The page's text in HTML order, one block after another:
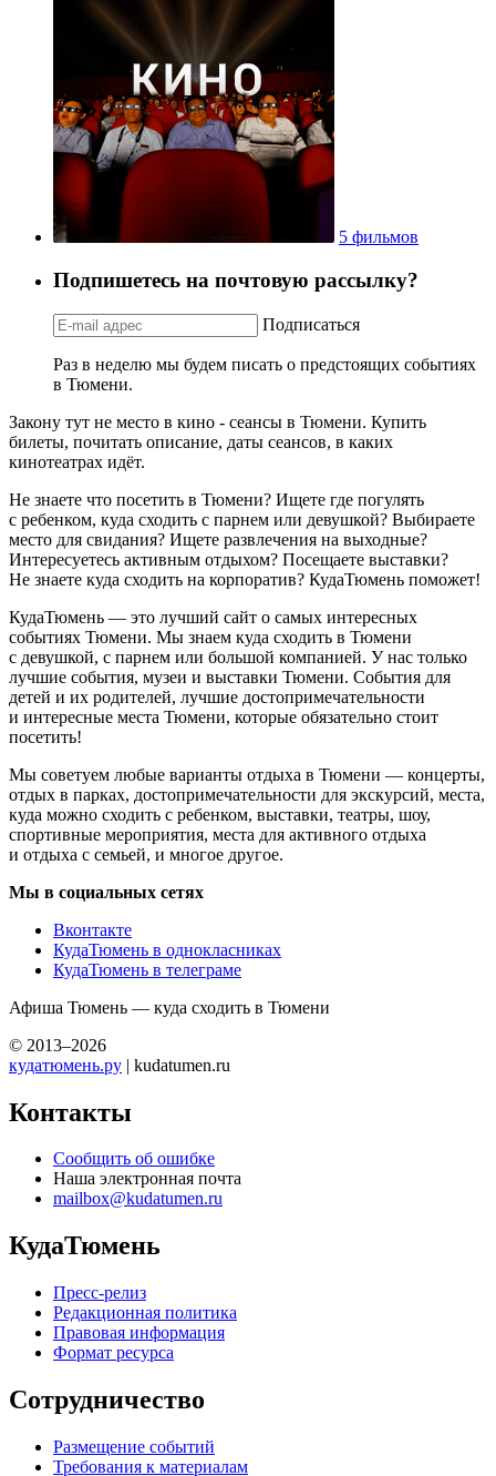
5 фильмов
Подпишетесь на почтовую рассылку?
Подписаться
Раз в неделю мы будем писать о предстоящих событиях
в Тюмени.
Закону тут не место в кино - сеансы в Тюмени. Купить
билеты, почитать описание, даты сеансов, в каких
кинотеатрах идёт.
Не знаете что посетить в Тюмени? Ищете где погулять
с ребенком, куда сходить с парнем или девушкой? Выбираете
место для свидания? Ищете развлечения на выходные?
Интересуетесь активным отдыхом? Посещаете выставки?
Не знаете куда сходить на корпоратив? КудаТюмень поможет!
КудаТюмень — это лучший сайт о самых интересных
событиях Тюмени. Мы знаем куда сходить в Тюмени
с девушкой, с парнем или большой компанией. У нас только
лучшие события, музеи и выставки Тюмени. События для
детей и их родителей, лучшие достопримечательности
и интересные места Тюмени, которые обязательно стоит
посетить!
Мы советуем любые варианты отдыха в Тюмени — концерты,
отдых в парках, достопримечательности для экскурсий, места,
куда можно сходить с ребенком, выставки, театры, шоу,
спортивные мероприятия, места для активного отдыха
и отдыха с семьей, и многое другое.
Мы в социальных сетях
Вконтакте
КудаТюмень в однокласниках
КудаТюмень в телеграме
Афиша Тюмень — куда сходить в Тюмени
© 2013–2026
кудатюмень.ру | kudatumen.ru
Контакты
Сообщить об ошибке
Наша электронная почта
mailbox@kudatumen.ru
КудаТюмень
Пресс-релиз
Редакционная политика
Правовая информация
Формат ресурса
Сотрудничество
Размещение событий
Требования к материалам